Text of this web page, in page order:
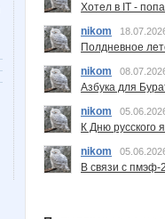
Хотел в IT -
nikom
Полдневное
nikom
Азбука для
nikom
К Дню русского
nikom
В связи с пмэф-